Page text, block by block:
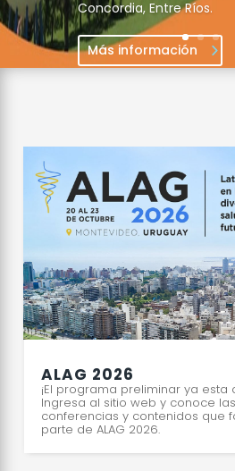
ALAG 2026
¡El programa preliminar ya esta
Ingresa al sitio web y conoce
conferencias y contenidos que
parte de ALAG 2026.